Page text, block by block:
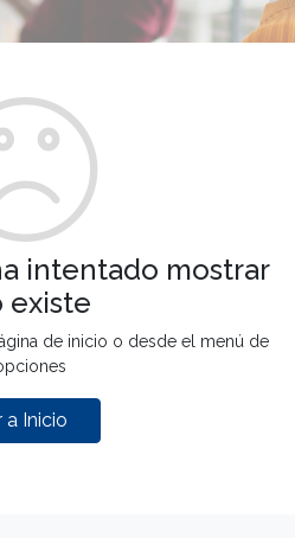
intentado mostrar
existe
de inicio o desde el menú de
a Inicio